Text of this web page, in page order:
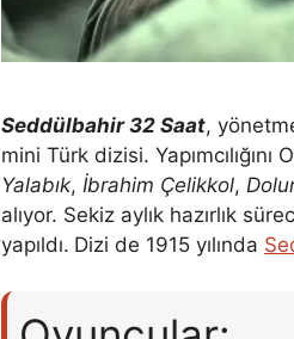
Seddülbahir 32 Saat,
mini Türk dizisi.
Yalabık, İbrahim Çelikkol,
alıyor. Sekiz aylık hazırlık
yapıldı. Dizi de 1915 yılında